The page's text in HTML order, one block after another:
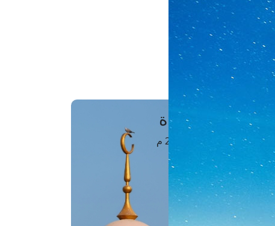
حجز موعد
الفتوى الهاتفية
مَواقِيتُ الصَّـــلاة
القاهرة · 07 أغسطس 2026 م
الفجر
4 :41
الشروق